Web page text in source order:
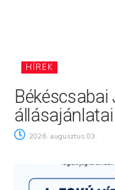
HÍREK
állásajánlatai
2026. augusztus 03.